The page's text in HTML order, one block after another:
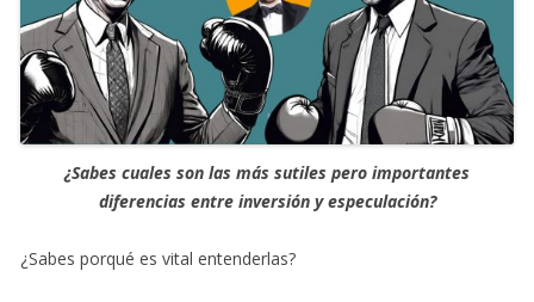
¿Sabes cuales son las más sutiles pero importantes
diferencias entre inversión y especulación?
¿Sabes porqué es vital entenderlas?